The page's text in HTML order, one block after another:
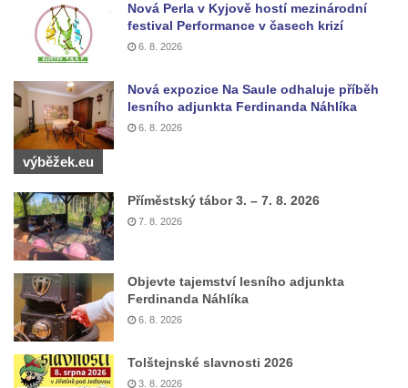
Pamětní kříž na Lovoši
Kříž na rozcestí u domu čp. 49 ve Svojkově
Chlumu
Kříž jižně od Prysku
Boží muka svatého Floriána v Mezné
Čechách
Kříž u kostela Zvěstování Panny Marie v
Duchcově
Údajný kříž před kostelem svatých Petra a
Pavla v Jeníkově
Kříž na návsi v Jeníkově
Kříž na křižovatce v Teplické ulici v Lahošti
Nová Perla v Kyjově hostí mezinárodní
festival Performance v časech krizí
6. 8. 2026
Nová expozice Na Saule odhaluje příběh
lesního adjunkta Ferdinanda Náhlíka
6. 8. 2026
výběžek.eu
Příměstský tábor 3. – 7. 8. 2026
7. 8. 2026
Objevte tajemství lesního adjunkta
Ferdinanda Náhlíka
6. 8. 2026
Tolštejnské slavnosti 2026
3. 8. 2026